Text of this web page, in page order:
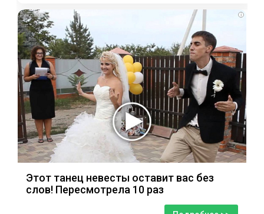
i
Этот танец невесты оставит вас без
слов! Пересмотрела 10 раз